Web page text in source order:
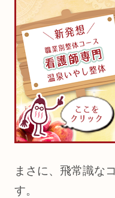
まさに、飛常識な
す。